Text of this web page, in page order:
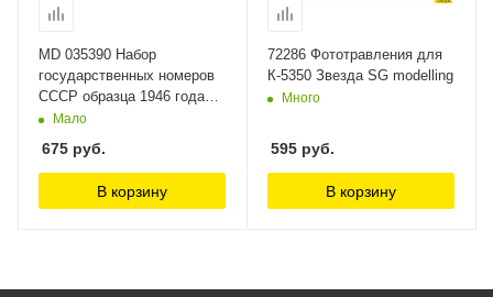
MD 035390 Набор
государственных номеров
СССР образца 1946 года
Микродизайн
Мало
675 руб.
В корзину
72286 Фототравления для
К-5350 Звезда SG modelling
Много
595 руб.
В корзину